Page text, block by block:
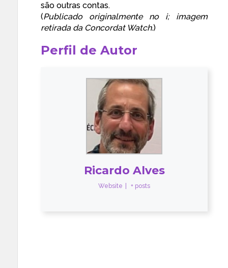
são outras contas.
(Publicado originalmente no i; imagem
retirada da Concordat Watch.)
Perfil de Autor
Ricardo Alves
Website + posts